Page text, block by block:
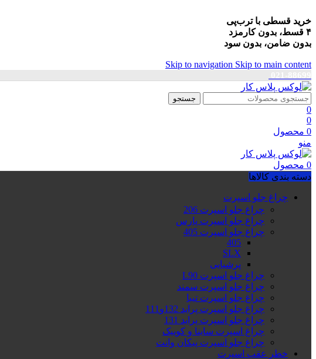
خرید قسطی با ترب‌پی
۴ قسط، بدون کارمزد
بدون ضامن، بدون سود
Skip to navigation Skip to main content
جستجو
0
0
0 محصول
منو
0 محصول
دسته بندی کالاها
چراغ جلو اسپرت
چراغ جلو اسپرت 206
چراغ جلو اسپرت پارس
چراغ جلو اسپرت 405
405
SLX
پرشیایی
چراغ جلو اسپرت L90
چراغ جلو اسپرت سمند
چراغ جلو اسپرت تیبا
چراغ جلو اسپرت پراید 132و111
چراغ جلو اسپرت پراید 131
چراغ اسپرت ساینا و کوییک
چراغ جلو اسپرت پیکان وانت
خطر عقب اسپرت